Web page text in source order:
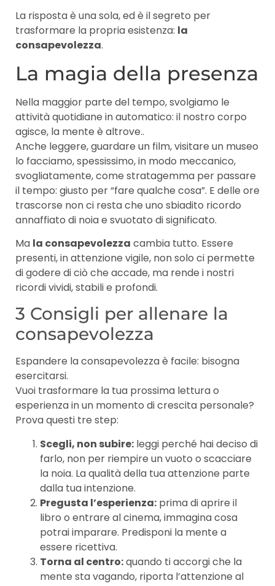
La risposta è una sola, ed è il segreto per
trasformare la propria esistenza: la
consapevolezza.
La magia della presenza
Nella maggior parte del tempo, svolgiamo le
attività quotidiane in automatico: il nostro corpo
agisce, la mente è altrove..
Anche leggere, guardare un film, visitare un museo
lo facciamo, spessissimo, in modo meccanico,
svogliatamente, come stratagemma per passare
il tempo: giusto per “fare qualche cosa”. E delle ore
trascorse non ci resta che uno sbiadito ricordo
annaffiato di noia e svuotato di significato.
Ma la consapevolezza cambia tutto. Essere
presenti, in attenzione vigile, non solo ci permette
di godere di ciò che accade, ma rende i nostri
ricordi vividi, stabili e profondi.
3 Consigli per allenare la
consapevolezza
Espandere la consapevolezza è facile: bisogna
esercitarsi.
Vuoi trasformare la tua prossima lettura o
esperienza in un momento di crescita personale?
Prova questi tre step:
Scegli, non subire: leggi perché hai deciso di
farlo, non per riempire un vuoto o scacciare
la noia. La qualità della tua attenzione parte
dalla tua intenzione.
Pregusta l’esperienza: prima di aprire il
libro o entrare al cinema, immagina cosa
potrai imparare. Predisponi la mente a
essere ricettiva.
Torna al centro:quando ti accorgi che la
mente sta vagando, riporta l’attenzione al